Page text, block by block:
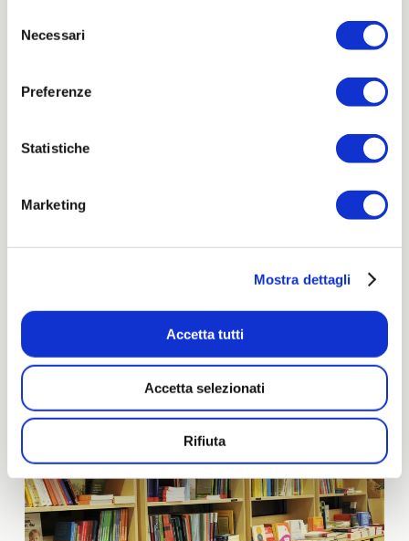
delNecessari
Preferenze
Statistiche
Marketing
Mostra dettagli
Accetta tutti
Accetta selezionati
Rifiuta